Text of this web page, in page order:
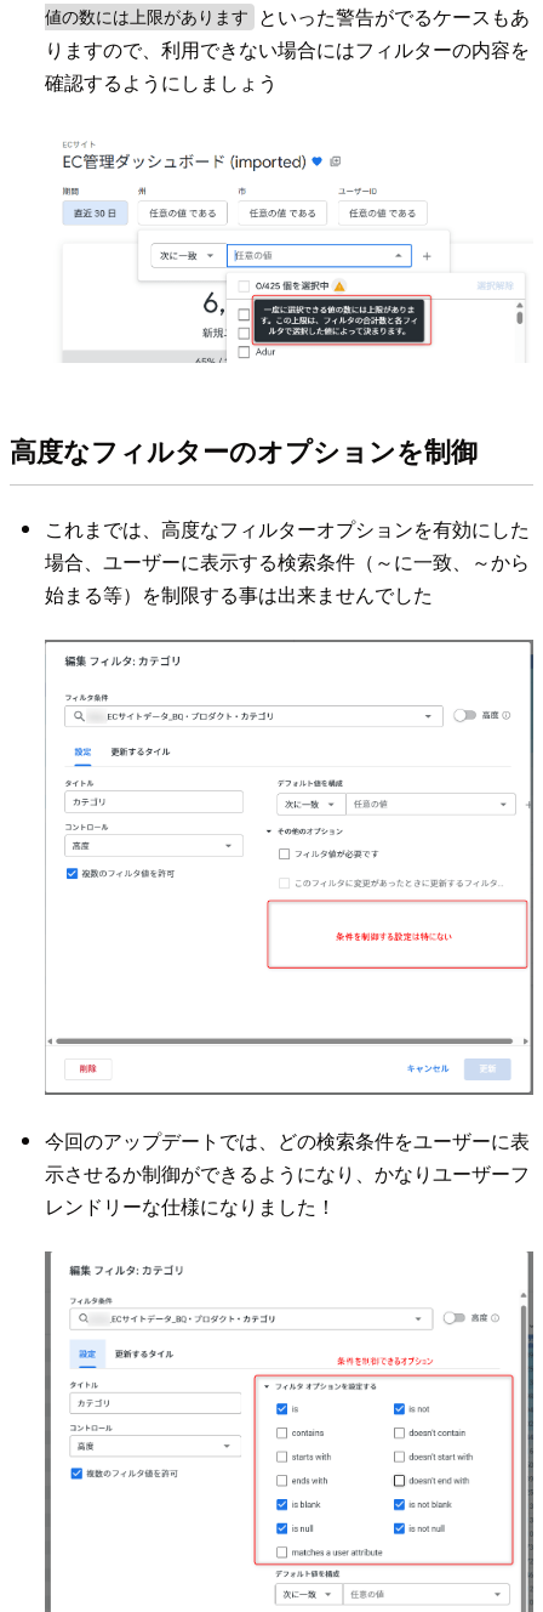
値の数には上限があります
といった警告がでるケースもあ
りますので、利用できない場合にはフィルターの内容を
確認するようにしましょう
高度なフィルターのオプションを制御
これまでは、高度なフィルターオプションを有効にした
場合、ユーザーに表示する検索条件（～に一致、～から
始まる等）を制限する事は出来ませんでした
今回のアップデートでは、どの検索条件をユーザーに表
示させるか制御ができるようになり、かなりユーザーフ
レンドリーな仕様になりました！